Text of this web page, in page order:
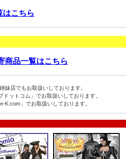
こちら
商品一覧はこちら
妹店でもお取扱いしております。
ドットコム」でお取扱いしております。
K.com」でお取扱いしております。